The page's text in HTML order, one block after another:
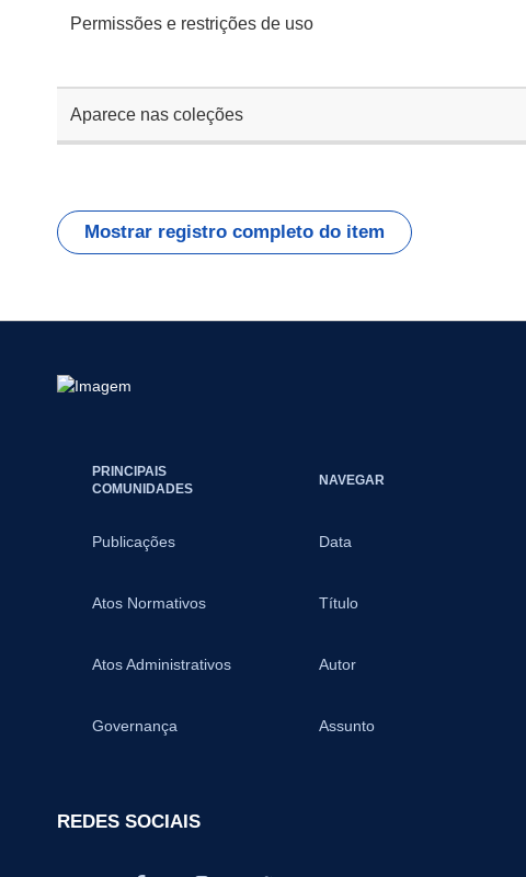
Permissões e restrições de uso
Aparece nas coleções
Mostrar registro completo do item
PRINCIPAIS
COMUNIDADES
Publicações
Atos Normativos
Atos Administrativos
Governança
NAVEGAR
Data
Título
Autor
Assunto
REDES SOCIAIS